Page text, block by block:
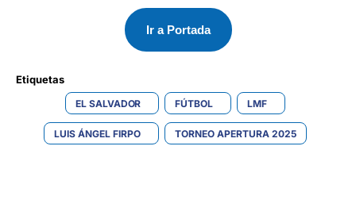
Ir a Portada
Etiquetas
EL SALVADOR FÚTBOL LMF
LUIS ÁNGEL FIRPO TORNEO APERTURA 2025